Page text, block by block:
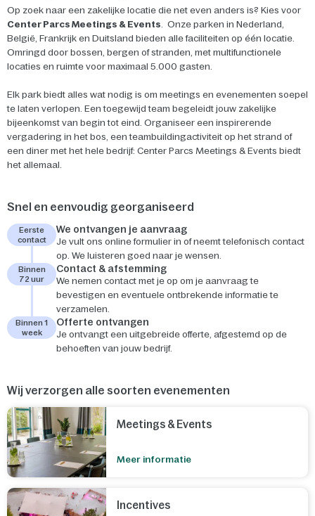
Op zoek naar een zakelijke locatie die net even anders is? Kies voor
Center Parcs Meetings & Events. Onze parken in Nederland,
België, Frankrijk en Duitsland bieden alle faciliteiten op één locatie.
Omringd door bossen, bergen of stranden, met multifunctionele
locaties en ruimte voor maximaal 5.000 gasten.
Elk park biedt alles wat nodig is om meetings en evenementen soepel
te laten verlopen. Een toegewijd team begeleidt jouw zakelijke
bijeenkomst van begin tot eind. Organiseer een inspirerende
vergadering in het bos, een teambuildingactiviteit op het strand of
een diner met het hele bedrijf: Center Parcs Meetings & Events biedt
het allemaal.
Snel en eenvoudig georganiseerd
Eerste
contact
We ontvangen je aanvraag
Je vult ons online formulier in of neemt telefonisch contact
op. We luisteren goed naar je wensen.
Binnen
72 uur
Contact & afstemming
We nemen contact met je op om je aanvraag te
bevestigen en eventuele ontbrekende informatie te
verzamelen.
Binnen 1
week
Offerte ontvangen
Je ontvangt een uitgebreide offerte, afgestemd op de
behoeften van jouw bedrijf.
Wij verzorgen alle soorten evenementen
Meetings & Events
Meer informatie
Incentives